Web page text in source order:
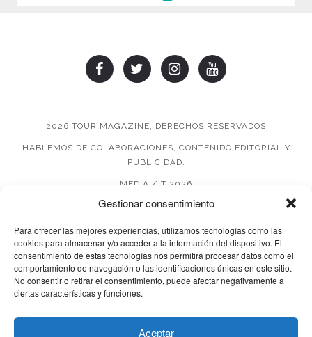
Gestionar consentimiento
Para ofrecer las mejores experiencias, utilizamos tecnologías como las
cookies para almacenar y/o acceder a la información del dispositivo. El
consentimiento de estas tecnologías nos permitirá procesar datos como el
comportamiento de navegación o las identificaciones únicas en este sitio.
No consentir o retirar el consentimiento, puede afectar negativamente a
ciertas características y funciones.
Aceptar
2026 TOUR MAGAZINE, DERECHOS RESERVADOS
HABLEMOS DE COLABORACIONES, CONTENIDO EDITORIAL Y
PUBLICIDAD.
MEDIA KIT 2026
AVISO DE PRIVACIDAD